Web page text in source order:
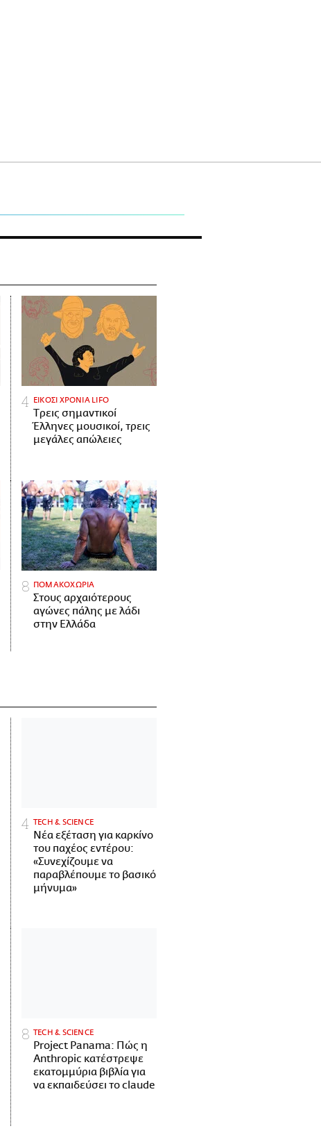
ΕΙΚΟΣΙ ΧΡΟΝΙΑ LIFO
Tρεις σημαντικοί
Έλληνες μουσικοί, τρεις
μεγάλες απώλειες
ΠΟΜΑΚΟΧΩΡΙΑ
Στους αρχαιότερους
αγώνες πάλης με λάδι
στην Ελλάδα
ΤECH & SCIENCE
Νέα εξέταση για καρκίνο
του παχέος εντέρου:
«Συνεχίζουμε να
παραβλέπουμε το βασικό
μήνυμα»
ΤECH & SCIENCE
Project Panama: Πώς η
Anthropic κατέστρεψε
εκατομμύρια βιβλία για
να εκπαιδεύσει το claude